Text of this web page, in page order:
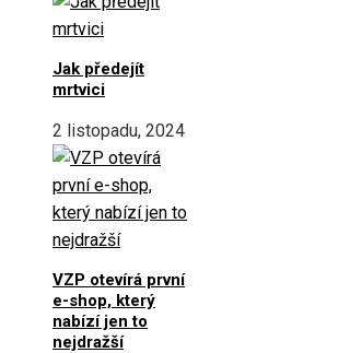
Jak předejít
mrtvici
2 listopadu, 2024
VZP otevírá první
e-shop, který
nabízí jen to
nejdražší